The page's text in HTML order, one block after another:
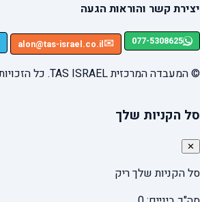
יצירת קשר והוראות הגעה
077-5308625
✉️
alon@tas-israel.co.il
© המעבדה המרכזית TAS ISRAEL. כל הזכויות שמורות.
סל הקניות שלך
✕
סל הקניות שלך ריק